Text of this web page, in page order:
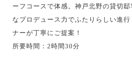
ーフコースで体感。神戸北野の貸切
なプロデュース力でふたりらしい進
ナーが丁寧にご提案！
所要時間：2時間30分